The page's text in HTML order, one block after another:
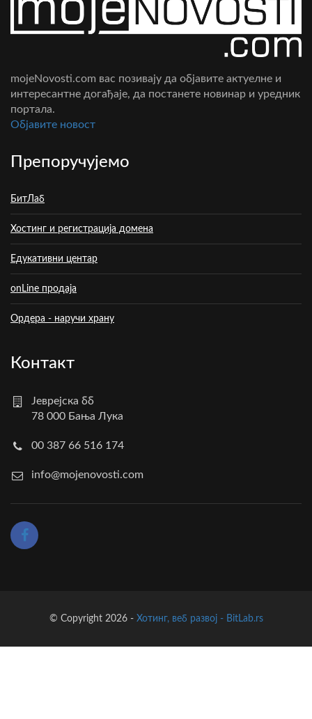
mojeNovosti.com вас позивају да објавите актуелне и
интересантне догађаје, да постанете новинар и уредник
портала.
Oбјавите новост
Препоручујемо
БитЛаб
Хостинг и регистрација домена
Едукативни центар
onLine продаја
Ордера - наручи храну
Контакт
Јеврејска бб
78 000 Бања Лука
00 387 66 516 174
info@mojenovosti.com
© Copyright 2026 - Хотинг, веб развој - BitLab.rs